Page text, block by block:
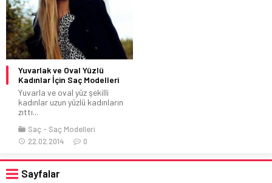
Yuvarlak ve Oval Yüzlü
Kadınlar İçin Saç Modelleri
Yuvarla ve oval yüz şekilli
kadınlar uzun yüzlü kadınların
zıttı...
Saç
Saç Modelleri
22.02.2014
0
Sayfalar